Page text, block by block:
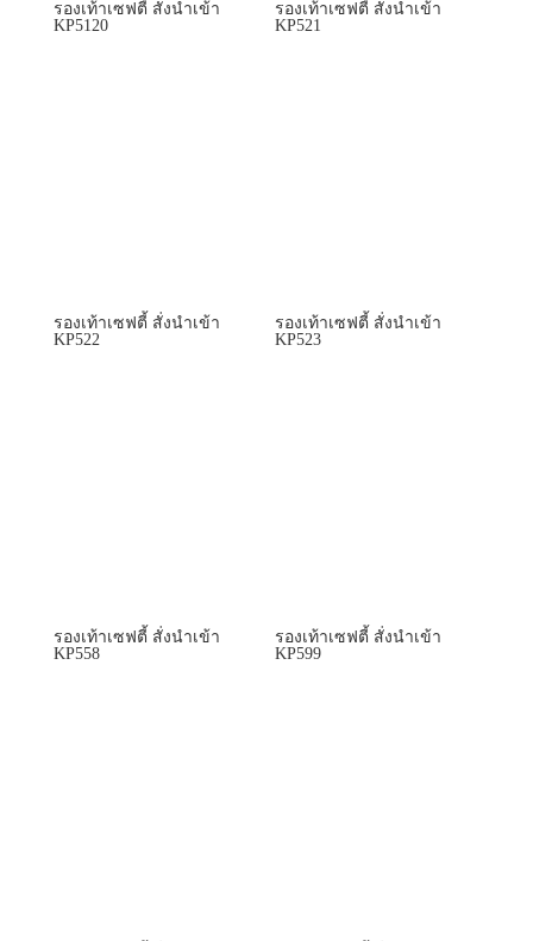
รองเท้าเซฟตี้ สั่งนำเข้า
KP5120
รองเท้าเซฟตี้ สั่งนำเข้า
KP521
รองเท้าเซฟตี้ สั่งนำเข้า
KP522
รองเท้าเซฟตี้ สั่งนำเข้า
KP523
รองเท้าเซฟตี้ สั่งนำเข้า
KP558
รองเท้าเซฟตี้ สั่งนำเข้า
KP599